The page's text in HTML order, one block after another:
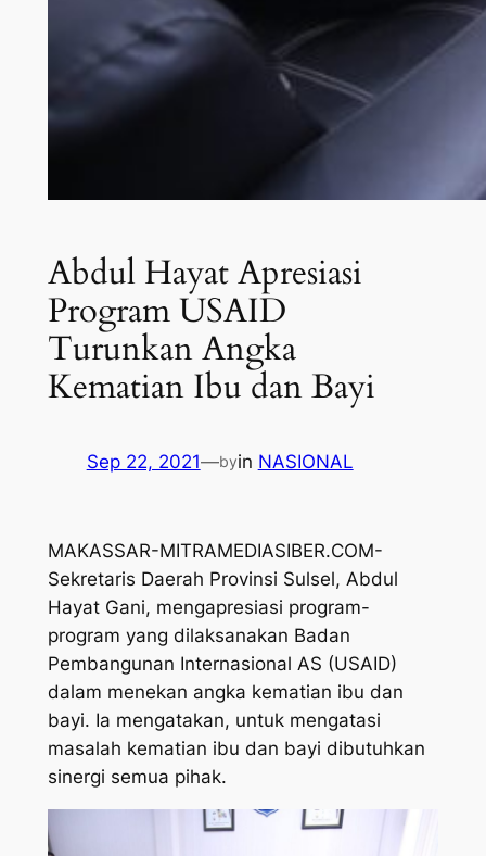
Abdul Hayat Apresiasi
Program USAID
Turunkan Angka
Kematian Ibu dan Bayi
Sep 22, 2021—byin NASIONAL
MAKASSAR-MITRAMEDIASIBER.COM-
Sekretaris Daerah Provinsi Sulsel, Abdul
Hayat Gani, mengapresiasi program-
program yang dilaksanakan Badan
Pembangunan Internasional AS (USAID)
dalam menekan angka kematian ibu dan
bayi. Ia mengatakan, untuk mengatasi
masalah kematian ibu dan bayi dibutuhkan
sinergi semua pihak.